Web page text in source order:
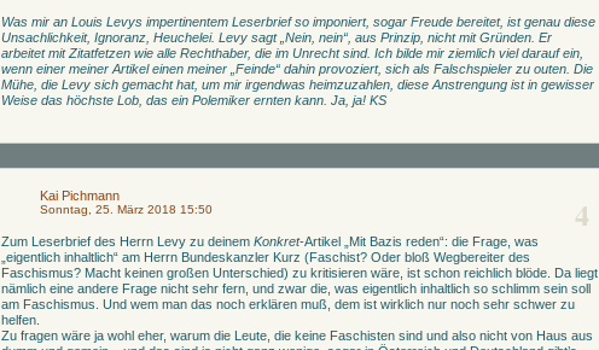
Was mir an Louis Levys impertinentem Leserbrief so imponiert, sogar Freude bereitet, ist genau diese
Unsachlichkeit, Ignoranz, Heuchelei. Levy sagt „Nein, nein“, aus Prinzip, nicht mit Gründen. Er
arbeitet mit Zitatfetzen wie alle Rechthaber, die im Unrecht sind. Ich bilde mir ziemlich viel darauf ein,
wenn einer meiner Artikel einen meiner „Feinde“ dahin provoziert, sich als Falschspieler zu outen. Die
Mühe, die Levy sich gemacht hat, um mir irgendwas heimzuzahlen, diese Anstrengung ist in gewisser
Weise das höchste Lob, das ein Polemiker ernten kann. Ja, ja! KS
Kai Pichmann
Sonntag, 25. März 2018 15:50 4
Zum Leserbrief des Herrn Levy zu deinem Konkret-Artikel „Mit Bazis reden“: die Frage, was
„eigentlich inhaltlich“ am Herrn Bundeskanzler Kurz (Faschist? Oder bloß Wegbereiter des
Faschismus? Macht keinen großen Unterschied) zu kritisieren wäre, ist schon reichlich blöde. Da liegt
nämlich eine andere Frage nicht sehr fern, und zwar die, was eigentlich inhaltlich so schlimm sein soll
am Faschismus. Und wem man das noch erklären muß, dem ist wirklich nur noch sehr schwer zu
helfen.
Zu fragen wäre ja wohl eher, warum die Leute, die keine Faschisten sind und also nicht von Haus aus